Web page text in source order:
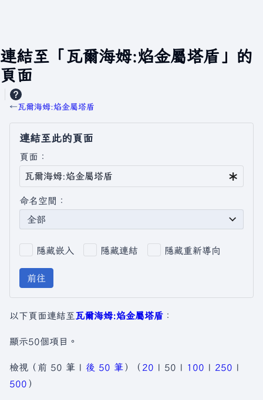
連結至「瓦爾海姆:焰金屬塔盾」的
頁面
←瓦爾海姆:焰金屬塔盾
連結至此的頁面
頁面：
命名空間：
全部
隱藏嵌入 隱藏連結 隱藏重新導向
前往
以下頁面連結至瓦爾海姆:焰金屬塔盾 ：
顯示50個項目。
檢視（ 前 50 筆 | 後 50 筆 ）（ 20 | 50 | 100 | 250 |
500 ）